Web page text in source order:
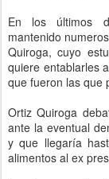
En los últimos
mantenido
Quiroga, cuyo
quiere entablarles
que fueron las que
Ortiz Quiroga
ante la eventual
y que llegaría
alimentos al ex